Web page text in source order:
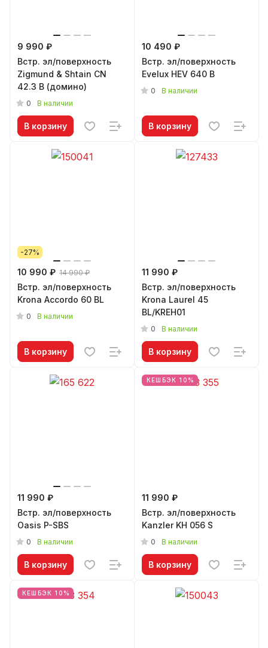
9 990 ₽
Встр. эл/поверхность
Zigmund & Shtain CN
42.3 B (домино)
0 В наличии
В корзину
10 490 ₽
Встр. эл/поверхность
Evelux HEV 640 B
0 В наличии
В корзину
-27%
10 990 ₽ 14 990 ₽
Встр. эл/поверхность
Krona Accordo 60 BL
0 В наличии
В корзину
11 990 ₽
Встр. эл/поверхность
Krona Laurel 45
BL/KREH01
0 В наличии
В корзину
11 990 ₽
Встр. эл/поверхность
Oasis P-SBS
0 В наличии
В корзину
КЕШБЭК 10%
11 990 ₽
Встр. эл/поверхность
Kanzler KH 056 S
0 В наличии
В корзину
КЕШБЭК 10%